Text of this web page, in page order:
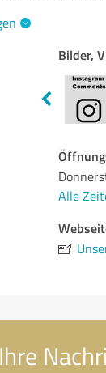
Bilder,
Alle